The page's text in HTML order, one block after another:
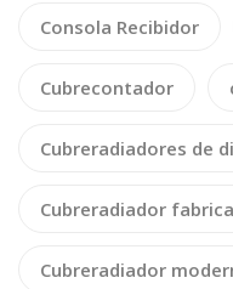
Consola Recibidor
Cubrecontador
Cubreradiadores de
Cubreradiador
Cubreradiador